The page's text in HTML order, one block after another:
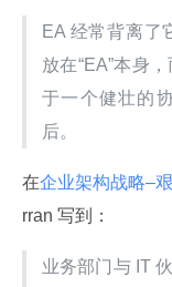
EA 经常背离了
放在“EA”本身
于一个健壮的
后。
在企业架构战略–
rran 写到：
业务部门与 IT